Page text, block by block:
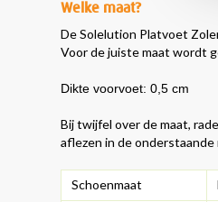
Welke maat?
De Solelution Platvoet
Voor de juiste maat wordt
Dikte voorvoet: 0,5 cm
Bij twijfel over de maat,
aflezen in de onderstaande
Schoenmaat